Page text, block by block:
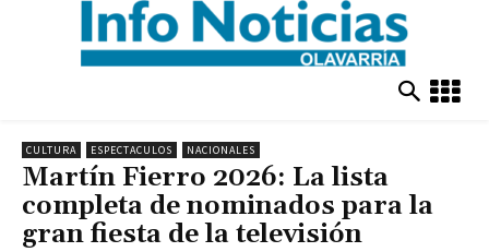
CULTURA ESPECTACULOS NACIONALES
Martín Fierro 2026: La lista
completa de nominados para la
gran fiesta de la televisión